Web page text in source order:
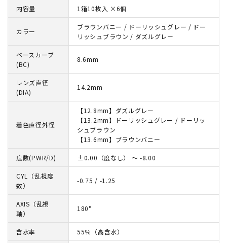
内容量 1箱10枚入 ×6個
カラー
ブラウンバニー / ドーリッシュグレー / ドー
リッシュブラウン / ダズルグレー
ベースカーブ
(BC)
8.6mm
レンズ直径
(DIA)
14.2mm
着色直径外径
【12.8mm】ダズルグレー
【13.2mm】ドーリッシュグレー / ドーリッ
シュブラウン
【13.6mm】ブラウンバニー
度数(PWR/D) ±0.00（度なし） ～ -8.00
CYL（乱視度
数）
-0.75 / -1.25
AXIS（乱視
軸）
180°
含水率 55％（高含水）